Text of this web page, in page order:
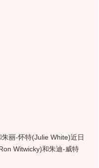
丽-怀特(Julie White)近日
Witwicky)和朱迪-威特